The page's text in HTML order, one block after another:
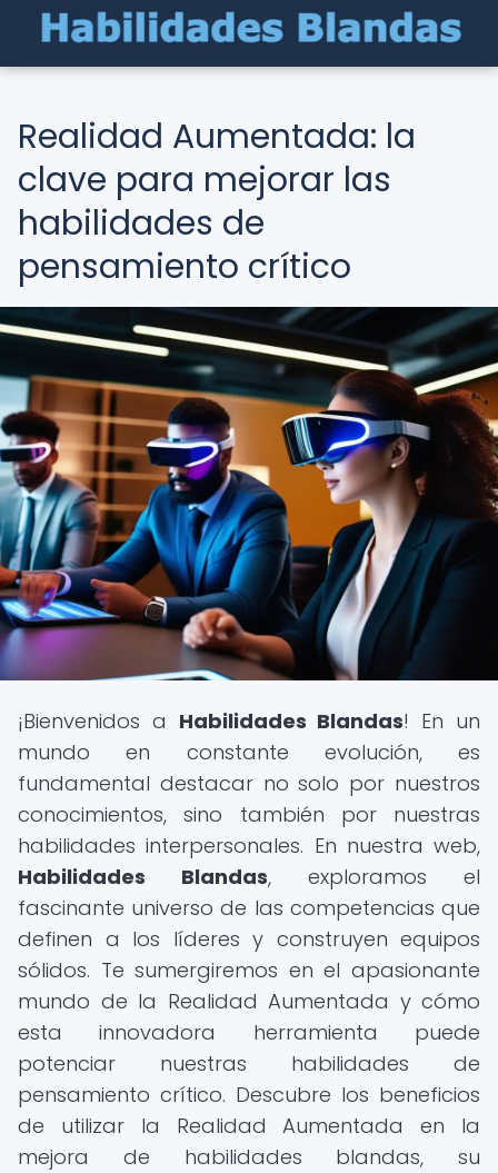
Realidad Aumentada: la
clave para mejorar las
habilidades de
pensamiento crítico
¡Bienvenidos a Habilidades Blandas! En un
mundo en constante evolución, es
fundamental destacar no solo por nuestros
conocimientos, sino también por nuestras
habilidades interpersonales. En nuestra web,
Habilidades Blandas, exploramos el
fascinante universo de las competencias que
definen a los líderes y construyen equipos
sólidos. Te sumergiremos en el apasionante
mundo de la Realidad Aumentada y cómo
esta innovadora herramienta puede
potenciar nuestras habilidades de
pensamiento crítico. Descubre los beneficios
de utilizar la Realidad Aumentada en la
mejora de habilidades blandas, su